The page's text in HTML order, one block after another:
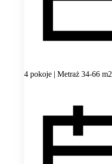
4 pokoje | Metraż 34-66 m2